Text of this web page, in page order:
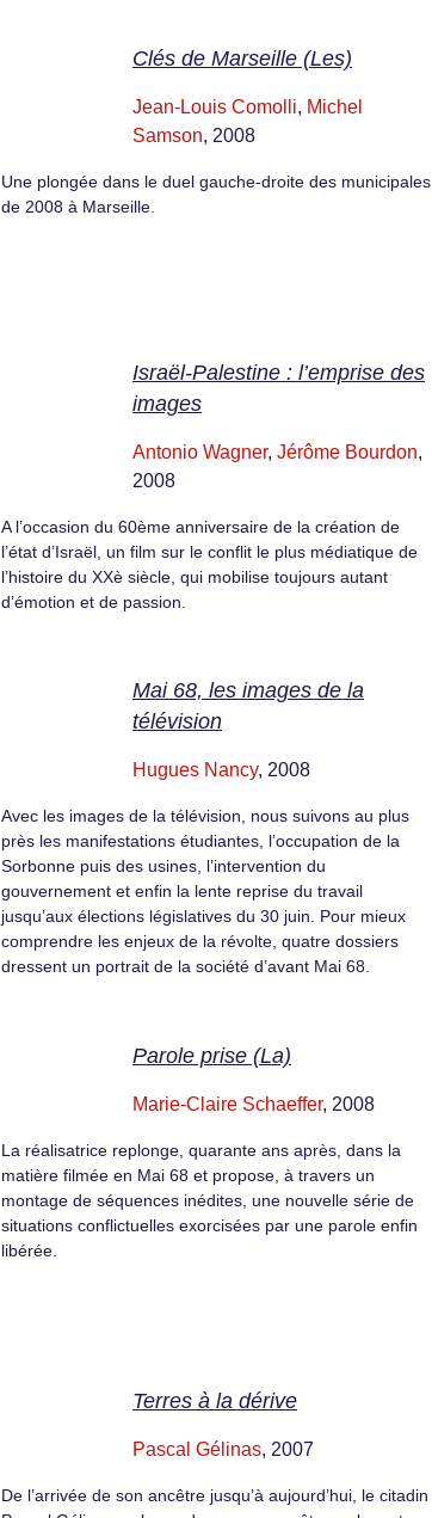
Clés de Marseille (Les)
Jean-Louis Comolli, Michel
Samson, 2008
Une plongée dans le duel gauche-droite des municipales
de 2008 à Marseille.
Israël-Palestine : l’emprise des
images
Antonio Wagner, Jérôme Bourdon,
2008
A l’occasion du 60ème anniversaire de la création de
l’état d’Israël, un film sur le conflit le plus médiatique de
l’histoire du XXè siècle, qui mobilise toujours autant
d’émotion et de passion.
Mai 68, les images de la
télévision
Hugues Nancy, 2008
Avec les images de la télévision, nous suivons au plus
près les manifestations étudiantes, l’occupation de la
Sorbonne puis des usines, l’intervention du
gouvernement et enfin la lente reprise du travail
jusqu’aux élections législatives du 30 juin. Pour mieux
comprendre les enjeux de la révolte, quatre dossiers
dressent un portrait de la société d’avant Mai 68.
Parole prise (La)
Marie-Claire Schaeffer, 2008
La réalisatrice replonge, quarante ans après, dans la
matière filmée en Mai 68 et propose, à travers un
montage de séquences inédites, une nouvelle série de
situations conflictuelles exorcisées par une parole enfin
libérée.
Terres à la dérive
Pascal Gélinas, 2007
De l’arrivée de son ancêtre jusqu’à aujourd’hui, le citadin